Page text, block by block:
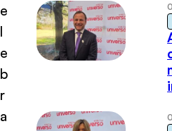
e
l
e
b
r
a